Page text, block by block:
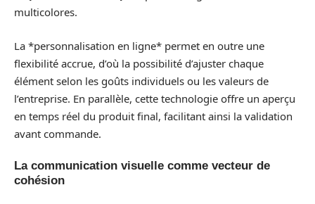
multicolores.
La *personnalisation en ligne* permet en outre une
flexibilité accrue, d’où la possibilité d’ajuster chaque
élément selon les goûts individuels ou les valeurs de
l’entreprise. En parallèle, cette technologie offre un aperçu
en temps réel du produit final, facilitant ainsi la validation
avant commande.
La communication visuelle comme vecteur de
cohésion